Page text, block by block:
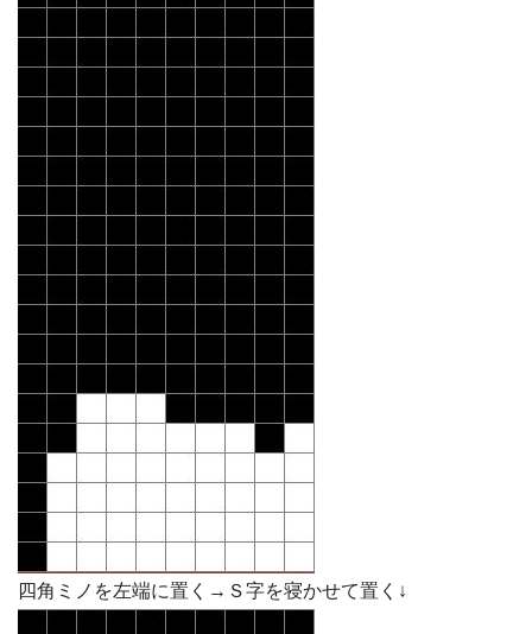
四角ミノを左端に置く→Ｓ字を寝かせて置く↓